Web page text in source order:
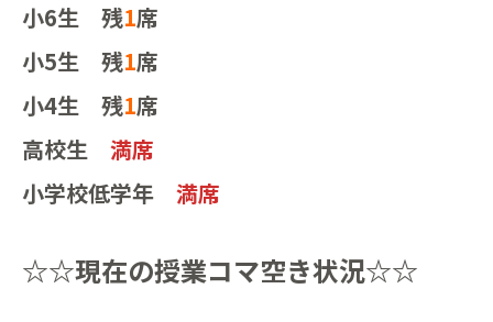
小6生 残1席
小5生 残1席
小4生 残1席
高校生 満席
小学校低学年 満席
☆☆現在の授業コマ空き状況☆☆